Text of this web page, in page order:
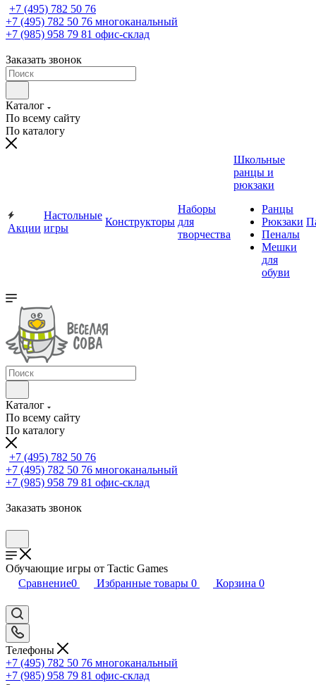
+7 (495) 782 50 76
+7 (495) 782 50 76 многоканальный
+7 (985) 958 79 81 офис-склад
Заказать звонок
Каталог
По всему сайту
По каталогу
Акции
Настольные
игры
Конструкторы
Наборы
для
творчества
Школьные
ранцы и
рюкзаки
Ранцы
Рюкзаки
Пеналы
Мешки
для
обуви
Каталог
По всему сайту
По каталогу
+7 (495) 782 50 76
+7 (495) 782 50 76 многоканальный
+7 (985) 958 79 81 офис-склад
Заказать звонок
Обучающие игры от Tactic Games
Сравнение0 Избранные товары 0 Корзина 0
Телефоны
+7 (495) 782 50 76 многоканальный
+7 (985) 958 79 81 офис-склад